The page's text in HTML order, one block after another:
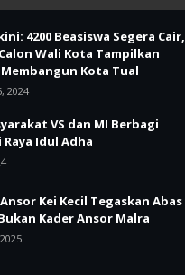
4200 Beasiswa Segera Cair,
Wali Kota Tampilkan
Kota Tual
2024
VS dan MI Berbagi
Raya Idul Adha
Kei Kecil Tegaskan Abas
Kader Ansor Malra